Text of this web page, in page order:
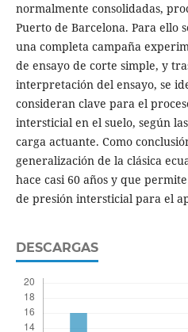
normalmente consolidadas,
Puerto de Barcelona. Para ello
una completa campaña
de ensayo de corte simple, y
interpretación del ensayo, se
consideran clave para el
intersticial en el suelo, según
carga actuante. Como
generalización de la clásica
hace casi 60 años y que
de presión intersticial para el
DESCARGAS